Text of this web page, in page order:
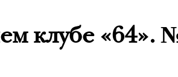
клубе «64».